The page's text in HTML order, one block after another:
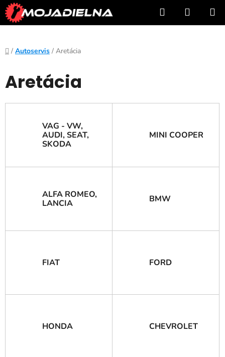
Prejsť
na
obsah
Hľadať
KOŠÍK
Domov
/ Autoservis / Aretácia
Aretácia
VAG - VW,
AUDI, SEAT,
SKODA
MINI COOPER
ALFA ROMEO,
LANCIA
BMW
FIAT FORD
HONDA CHEVROLET